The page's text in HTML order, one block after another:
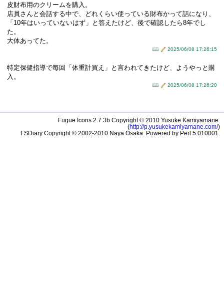
皮財布用のクリームを購入。
店員さんと会話する中で、どれくらい使っている財布かって話になり、
「10年はいっていないはず」と答えたけど、後で確認したら8年でし
た。
大体あってた。
2025/06/08 17:26:15
特定保健指導で毎回「体重計買え」と言われてきたけど、ようやっと購
入。
2025/06/08 17:26:20
Fugue Icons 2.7.3b Copyright © 2010 Yusuke Kamiyamane.
(http://p.yusukekamiyamane.com/)
FSDiary Copyright © 2002-2010 Naya Osaka. Powered by Perl 5.010001.